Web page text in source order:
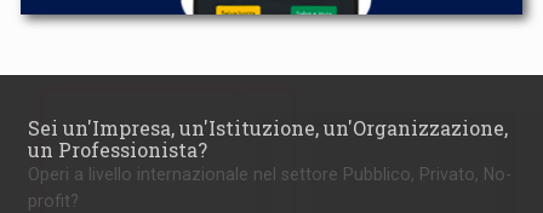
Sei un'Impresa, un'Istituzione, un'Organizzazione,
un Professionista?
Operi a livello internazionale nel settore Pubblico, Privato, No-
profit?